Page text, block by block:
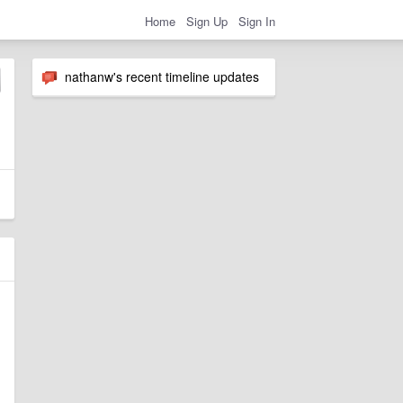
Home Sign Up Sign In
nathanw's recent timeline updates